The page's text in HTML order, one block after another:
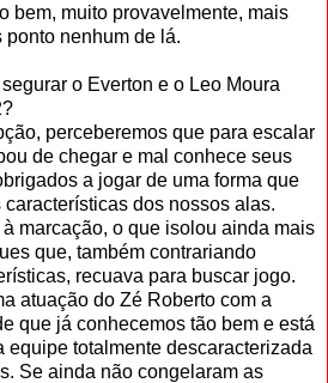
bem, muito provavelmente, mais
ponto nenhum de lá.
o Everton e o Leo Moura
perceberemos que para escalar
de chegar e mal conhece seus
a jogar de uma forma que
dos nossos alas.
marcação, o que isolou ainda mais
que, também contrariando
recuava para buscar jogo.
atuação do Zé Roberto com a
que já conhecemos tão bem e está
equipe totalmente descaracterizada
Se ainda não congelaram as